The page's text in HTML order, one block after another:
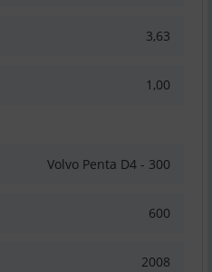
3,63
1,00
Volvo Penta D4 - 300
600
2008